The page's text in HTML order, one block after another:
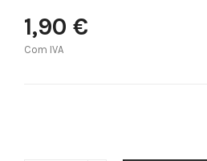
1,90 €
Com IVA